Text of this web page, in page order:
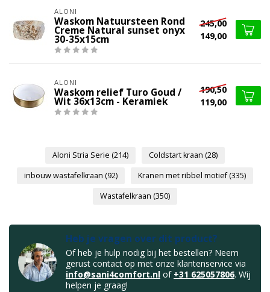
ALONI
Waskom Natuursteen Rond
Creme Natural sunset onyx
30-35x15cm
245,00
149,00
ALONI
Waskom relief Turo Goud /
Wit 36x13cm - Keramiek
190,50
119,00
Aloni Stria Serie (214) Coldstart kraan (28)
inbouw wastafelkraan (92) Kranen met ribbel motief(335)
Wastafelkraan (350)
Heb je vragen over dit product?
Of heb je hulp nodig bij het bestellen? Neem
gerust contact op met onze klantenservice via
info@sani4comfort.nl of +31 625057806. Wij
helpen je graag!